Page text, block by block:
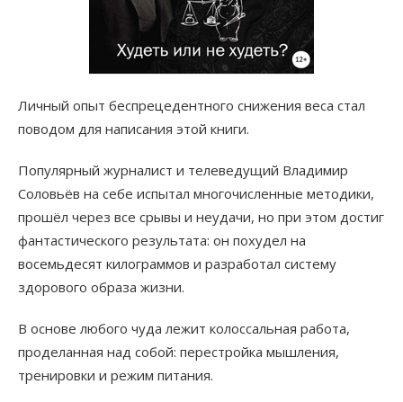
Личный опыт беспрецедентного снижения веса стал
поводом для написания этой книги.
Популярный журналист и телеведущий Владимир
Соловьёв на себе испытал многочисленные методики,
прошёл через все срывы и неудачи, но при этом достиг
фантастического результата: он похудел на
восемьдесят килограммов и разработал систему
здорового образа жизни.
В основе любого чуда лежит колоссальная работа,
проделанная над собой: перестройка мышления,
тренировки и режим питания.